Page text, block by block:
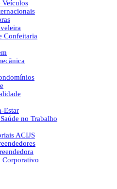
Veículos
Confeitaria
Estar
no Trabalho
ACIJS
Corporativo